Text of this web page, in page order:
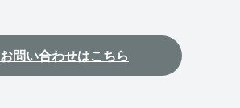
お問い合わせはこちら